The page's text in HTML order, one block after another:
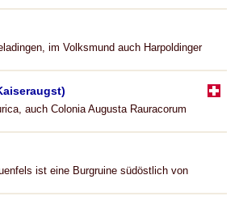
im Volksmund auch Harpoldinger
auch Colonia Augusta Rauracorum
ist eine Burgruine südöstlich von